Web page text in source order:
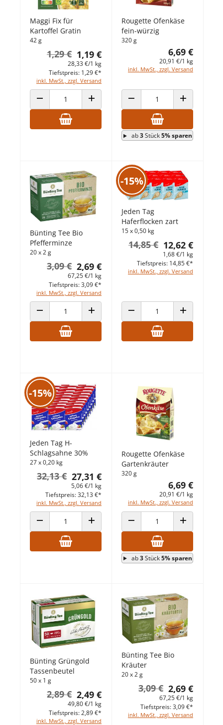
Maggi Fix für
Kartoffel Gratin
42 g
1,19 €
1,29 €
28,33 €/1 kg
inkl. MwSt., zzgl. Versand
Tiefstpreis: 1,29 €*
ANZAHL VERRINGERNANZAHL ERHÖHEN
Rougette Ofenkäse
fein-würzig
320 g
6,69 €
20,91 €/1 kg
inkl. MwSt., zzgl. Versand
ANZAHL VERRINGERNANZAHL
ab3Stück5% sparen
Bünting Tee Bio
Pfefferminze
20 x 2 g
2,69 €
3,09 €
67,25 €/1 kg
inkl. MwSt., zzgl. Versand
Tiefstpreis: 3,09 €*
ANZAHL VERRINGERNANZAHL ERHÖHEN
-15%
Jeden Tag
Haferflocken zart
15 x 0,50 kg
12,62 €
14,85 €
1,68 €/1 kg
inkl. MwSt., zzgl. Versand
Tiefstpreis: 14,85 €*
ANZAHL VERRINGERNANZAHL
-15%
Jeden Tag H-
Schlagsahne 30%
27 x 0,20 kg
27,31 €
32,13 €
5,06 €/1 kg
inkl. MwSt., zzgl. Versand
Tiefstpreis: 32,13 €*
ANZAHL VERRINGERNANZAHL ERHÖHEN
Rougette Ofenkäse
Gartenkräuter
320 g
6,69 €
20,91 €/1 kg
inkl. MwSt., zzgl. Versand
ANZAHL VERRINGERNANZAHL
ab3Stück5% sparen
Bünting Grüngold
Tassenbeutel
50 x 1 g
2,49 €
2,89 €
49,80 €/1 kg
inkl. MwSt., zzgl. Versand
Tiefstpreis: 2,89 €*
Bünting Tee Bio
Kräuter
20 x 2 g
2,69 €
3,09 €
67,25 €/1 kg
inkl. MwSt., zzgl. Versand
Tiefstpreis: 3,09 €*